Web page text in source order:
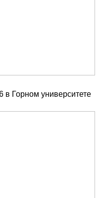
Горном университете